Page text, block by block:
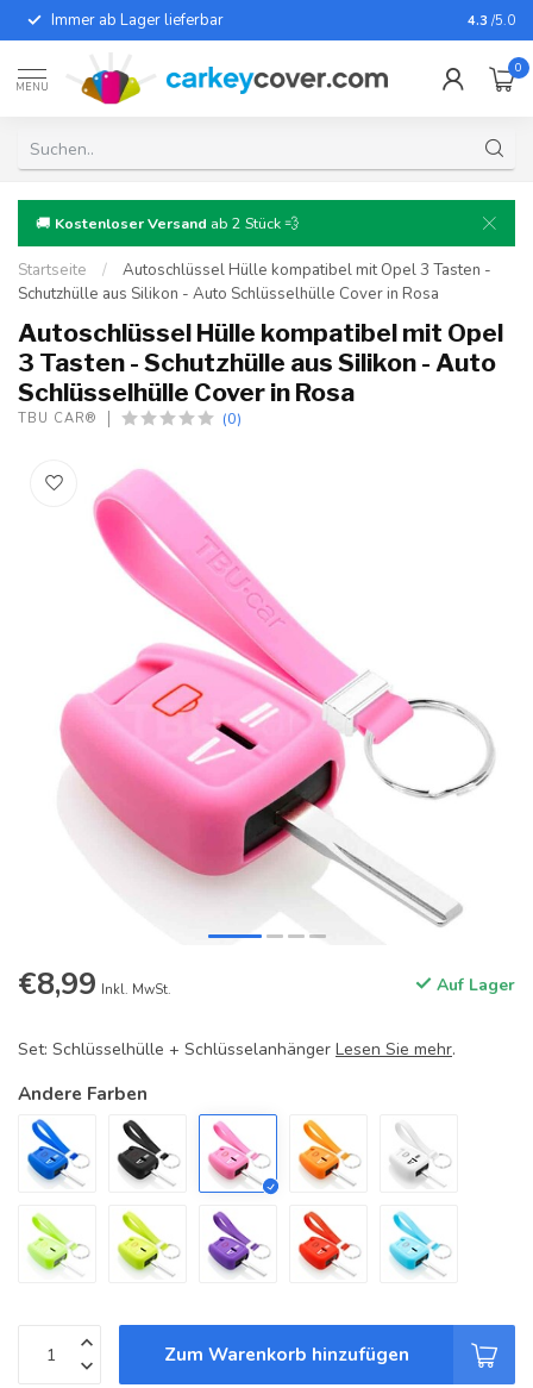
Immer ab Lager lieferbar Für fast
4.3 /5.0
MENU
0
🚚 Kostenloser Versand ab 2 Stück 💨
Startseite /
Autoschlüssel Hülle kompatibel mit Opel 3 Tasten -
Schutzhülle aus Silikon - Auto Schlüsselhülle Cover in Rosa
Autoschlüssel Hülle kompatibel mit Opel
3 Tasten - Schutzhülle aus Silikon - Auto
Schlüsselhülle Cover in Rosa
TBU CAR® (0)
€8,99 Inkl. MwSt. Auf Lager
Set: Schlüsselhülle + Schlüsselanhänger Lesen Sie mehr.
Andere Farben
Zum Warenkorb hinzufügen